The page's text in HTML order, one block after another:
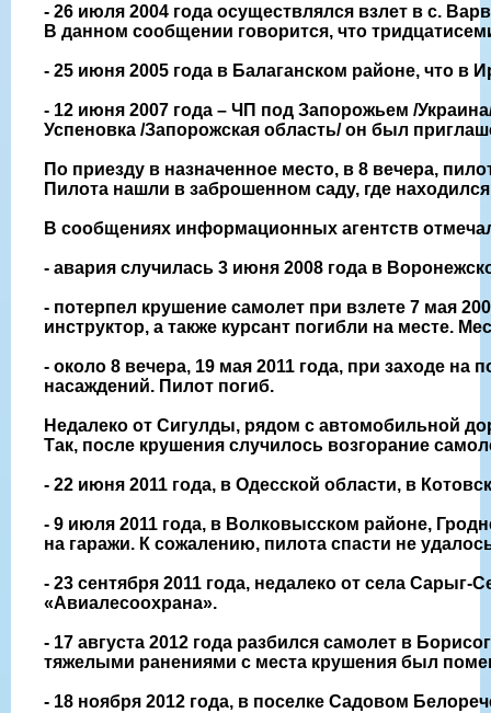
- 26 июля 2004 года осуществлялся взлет в с.
В данном сообщении говорится, что
- 25 июня 2005 года в Балаганском районе, что в
- 12 июня 2007 года – ЧП под Запорожьем /
Успеновка /Запорожская область/ он был
По приезду в назначенное место, в 8 вечера,
Пилота нашли в заброшенном саду, где
В сообщениях информационных агентств
- авария случилась 3 июня 2008 года в
- потерпел крушение самолет при взлете 7 мая
инструктор, а также курсант погибли на месте.
- около 8 вечера, 19 мая 2011 года, при заходе
насаждений. Пилот погиб.
Недалеко от Сигулды, рядом с автомобильной
Так, после крушения случилось возгорание
- 22 июня 2011 года, в Одесской области, в
- 9 июля 2011 года, в Волковысском районе,
на гаражи. К сожалению, пилота спасти не
- 23 сентября 2011 года, недалеко от села
«Авиалесоохрана».
- 17 августа 2012 года разбился самолет в
тяжелыми ранениями с места крушения был
- 18 ноября 2012 года, в поселке Садовом